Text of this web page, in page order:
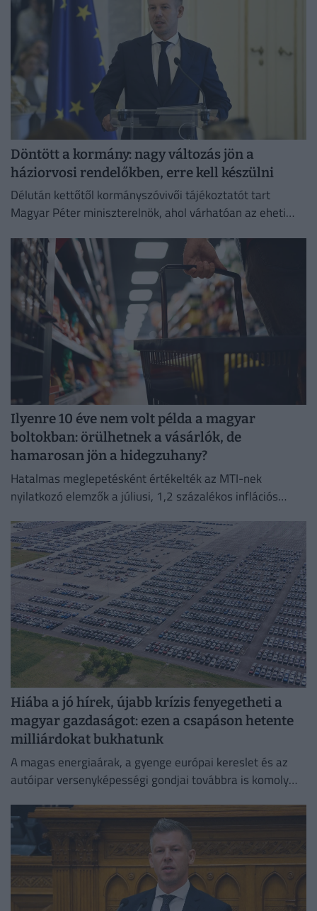
Döntött a kormány: nagy változás jön a
háziorvosi rendelőkben, erre kell készülni
Délután kettőtől kormányszóvivői tájékoztatót tart
Magyar Péter miniszterelnök, ahol várhatóan az eheti
kerül a fókuszba.
Ilyenre 10 éve nem volt példa a magyar
boltokban: örülhetnek a vásárlók, de
hamarosan jön a hidegzuhany?
Hatalmas meglepetésként értékelték az MTI-nek
nyilatkozó elemzők a júliusi, 1,2 százalékos inflációs
Hiába a jó hírek, újabb krízis fenyegetheti a
magyar gazdaságot: ezen a csapáson hetente
milliárdokat bukhatunk
A magas energiaárak, a gyenge európai kereslet és az
autóipar versenyképességi gondjai továbbra is komoly